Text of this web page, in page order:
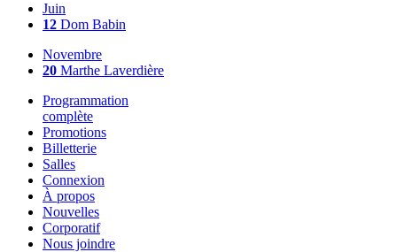
Juin
12 Dom Babin
Novembre
20 Marthe Laverdière
Programmation
complète
Promotions
Billetterie
Salles
Connexion
À propos
Nouvelles
Corporatif
Nous joindre